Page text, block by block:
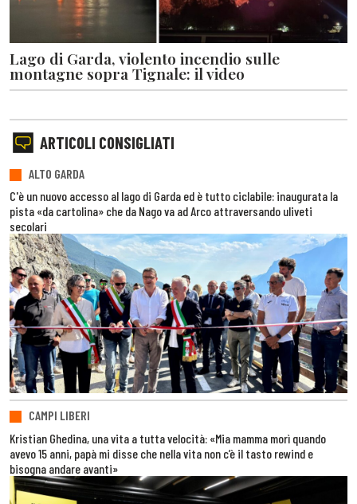
Lago di Garda, violento incendio sulle
montagne sopra Tignale: il video
ARTICOLI CONSIGLIATI
ALTO GARDA
C'è un nuovo accesso al lago di Garda ed è tutto ciclabile: inaugurata la
pista «da cartolina» che da Nago va ad Arco attraversando uliveti
secolari
CAMPI LIBERI
Kristian Ghedina, una vita a tutta velocità: «Mia mamma morì quando
avevo 15 anni, papà mi disse che nella vita non c’è il tasto rewind e
bisogna andare avanti»